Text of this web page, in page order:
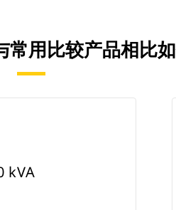
常用比较产品相比
kVA